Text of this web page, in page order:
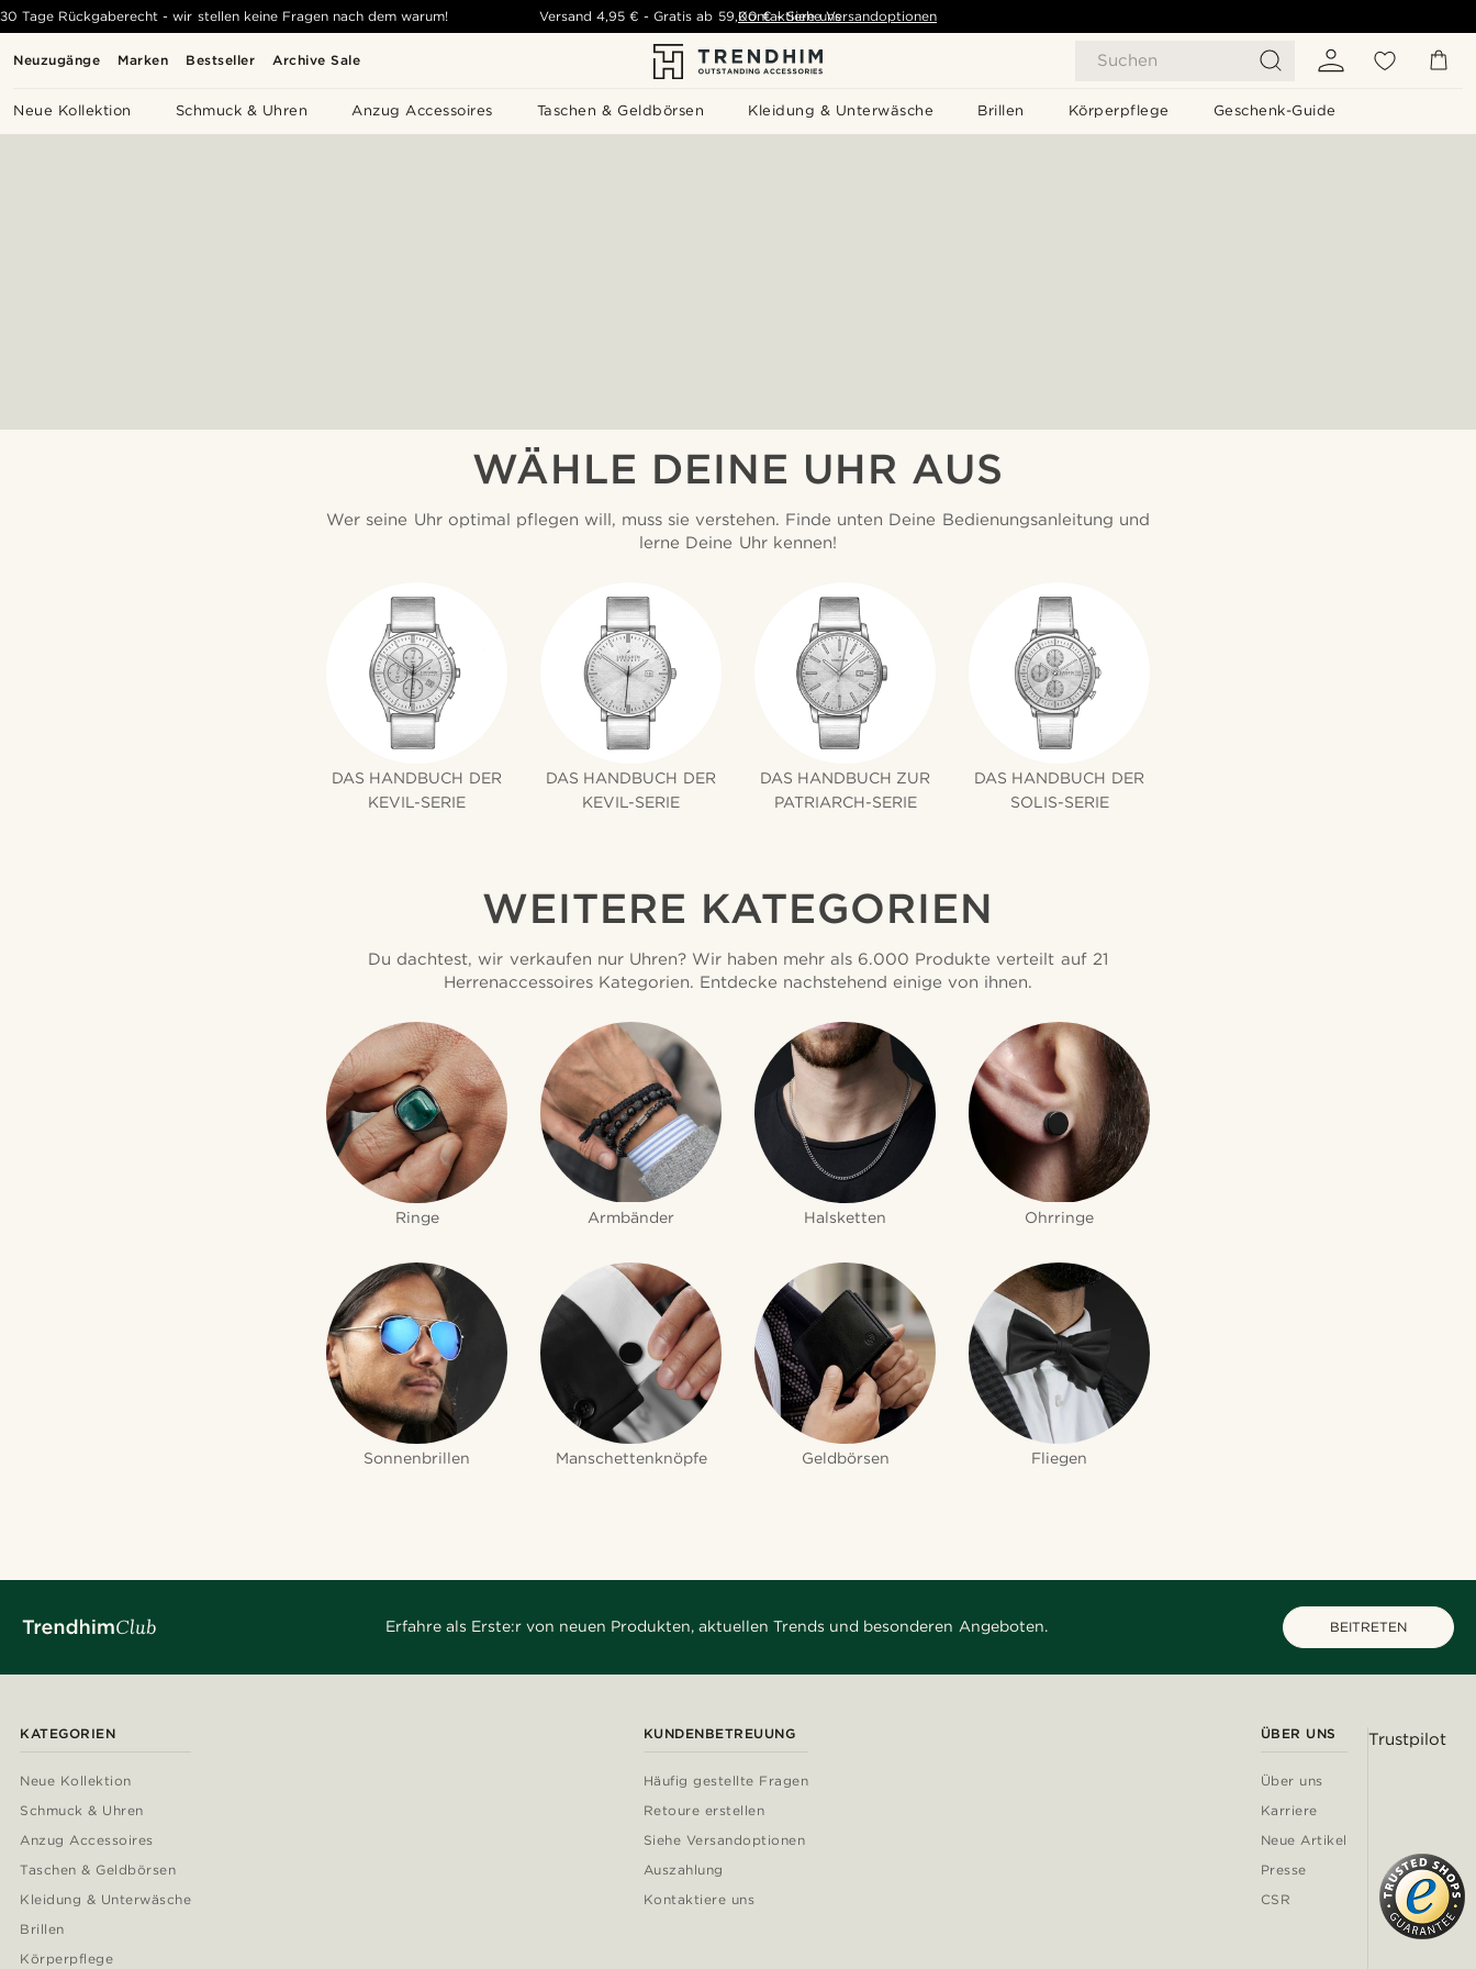
Neuzugänge Marken Bestseller Archive Sale Suchen
Neue Kollektion Schmuck & Uhren Anzug Accessoires Taschen & Geldbörsen Kleidung & Unterwäsche Brillen Körperpflege Geschenk-Guide
30 Tage Rückgaberecht - wir stellen keine Fragen nach dem warum! Versand 4,95 € -Gratis ab 59,00 € - Siehe Versandoptionen
Kontaktiere uns
WÄHLE DEINE UHR AUS
Wer seine Uhr optimal pflegen will, muss sie verstehen. Finde unten Deine Bedienungsanleitung und
lerne Deine Uhr kennen!
DAS HANDBUCH DER
KEVIL-SERIE
DAS HANDBUCH DER
KEVIL-SERIE
DAS HANDBUCH ZUR
PATRIARCH-SERIE
DAS HANDBUCH DER
SOLIS-SERIE
WEITERE KATEGORIEN
Du dachtest, wir verkaufen nur Uhren? Wir haben mehr als 6.000 Produkte verteilt auf 21
Herrenaccessoires Kategorien. Entdecke nachstehend einige von ihnen.
Ringe Armbänder Halsketten Ohrringe
Sonnenbrillen Manschettenknöpfe Geldbörsen Fliegen
Erfahre als Erste:r von neuen Produkten, aktuellen Trends und besonderen Angeboten. BEITRETEN
KATEGORIEN
Neue Kollektion
Schmuck & Uhren
Anzug Accessoires
Taschen & Geldbörsen
Kleidung & Unterwäsche
Brillen
Körperpflege
KUNDENBETREUUNG
Häufig gestellte Fragen
Retoure erstellen
Siehe Versandoptionen
Auszahlung
Kontaktiere uns
ÜBER UNS
Über uns
Karriere
Neue Artikel
Presse
CSR
Trustpilot